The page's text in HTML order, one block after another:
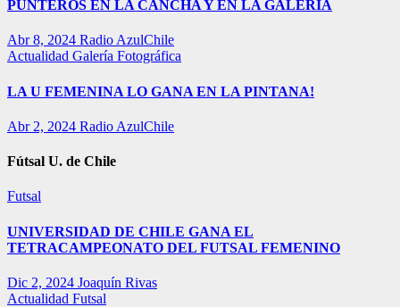
PUNTEROS EN LA CANCHA Y EN LA GALERÍA
Abr 8, 2024 Radio AzulChile
Actualidad Galería Fotográfica
LA U FEMENINA LO GANA EN LA PINTANA!
Abr 2, 2024 Radio AzulChile
Fútsal U. de Chile
Futsal
UNIVERSIDAD DE CHILE GANA EL
TETRACAMPEONATO DEL FUTSAL FEMENINO
Dic 2, 2024 Joaquín Rivas
Actualidad Futsal